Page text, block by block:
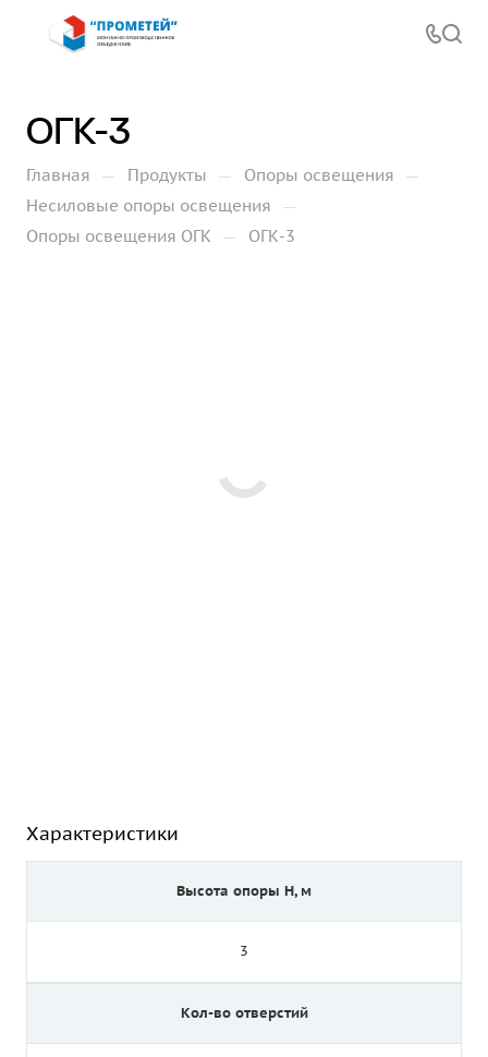
ОГК-3
Главная — Продукты — Опоры освещения —
Несиловые опоры освещения —
Опоры освещения ОГК — ОГК-3
Характеристики
Высота опоры Н, м
3
Кол-во отверстий